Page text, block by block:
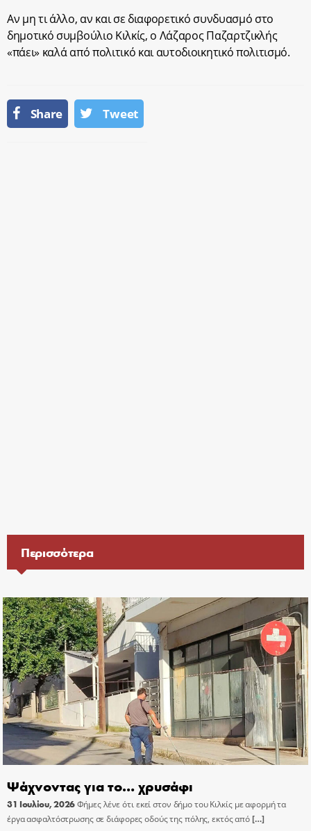
Αν μη τι άλλο, αν και σε διαφορετικό συνδυασμό στο
δημοτικό συμβούλιο Κιλκίς, ο Λάζαρος Παζαρτζικλής
«πάει» καλά από πολιτικό και αυτοδιοικητικό πολιτισμό.
Share Tweet
Περισσότερα
Ψάχνοντας για το… χρυσάφι
31 Ιουλίου, 2026Φήμες λένε ότι εκεί στον δήμο του Κιλκίς με αφορμή τα
έργα ασφαλτόστρωσης σε διάφορες οδούς της πόλης, εκτός από[…]